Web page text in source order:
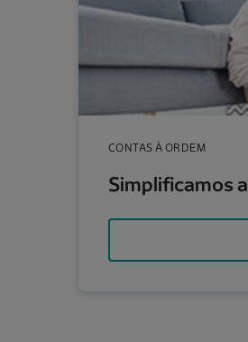
CONTAS À ORDEM
Simplificamos